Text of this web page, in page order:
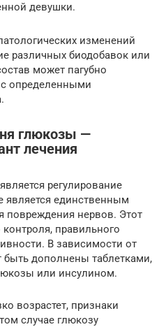
девушки.
изменений
различных биодобавок или
может пагубно
с определенными
глюкозы —
лечения
регулирование
является единственным
повреждения нервов. Этот
контроля, правильного
В зависимости от
быть дополнены таблетками,
или инсулином.
возрастет, признаки
случае глюкозу